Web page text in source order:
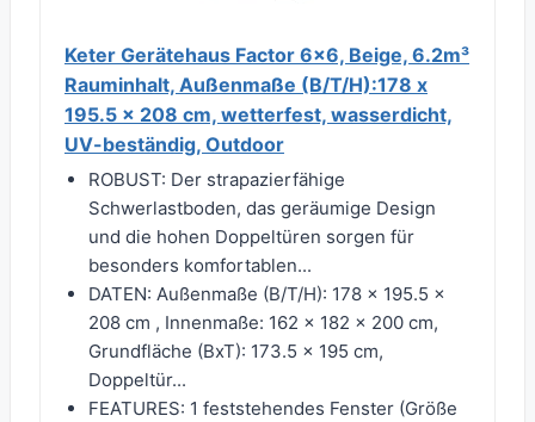
Keter Gerätehaus Factor 6x6, Beige, 6.2m³
Rauminhalt, Außenmaße (B/T/H):178 x
195.5 x 208 cm, wetterfest, wasserdicht,
UV-beständig, Outdoor
ROBUST: Der strapazierfähige
Schwerlastboden, das geräumige Design
und die hohen Doppeltüren sorgen für
besonders komfortablen...
DATEN: Außenmaße (B/T/H): 178 x 195.5 x
208 cm , Innenmaße: 162 x 182 x 200 cm,
Grundfläche (BxT): 173.5 x 195 cm,
Doppeltür...
FEATURES: 1 feststehendes Fenster (Größe